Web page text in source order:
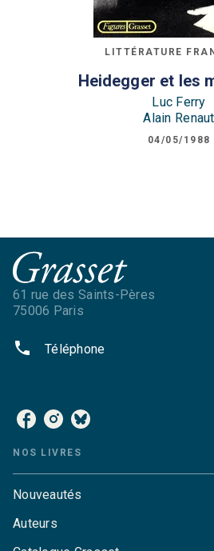
LITTÉRATURE
Heidegger et les
Luc Ferry
Alain Renaut
04/05/1988
61 rue des Saints-Pères
75006 Paris
phone Téléphone
NOS LIVRES
Nouveautés
Auteurs